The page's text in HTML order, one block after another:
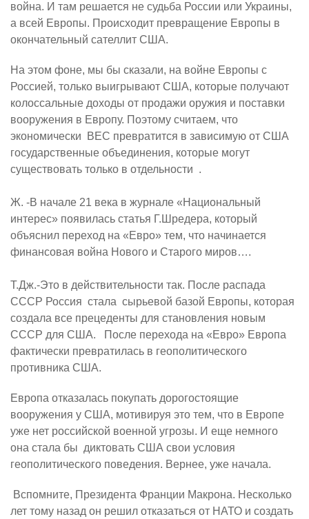
война. И там решается не судьба России или Украины,
а всей Европы. Происходит превращение Европы в
окончательный сателлит США.
На этом фоне, мы бы сказали, на войне Европы с
Россией, только выигрывают США, которые получают
колоссальные доходы от продажи оружия и поставки
вооружения в Европу. Поэтому считаем, что
экономически
ВЕС превратится в зависимую от США
государственные объединения, которые могут
существовать только в отдельности .
Ж. -В начале 21 века в журнале «Национальный
интерес» появилась статья Г.Шредера, который
объяснил переход на «Евро» тем, что начинается
финансовая война Нового и Старого миров….
Т.Дж.-Это в действительности так. После распада
СССР Россия стала сырьевой базой Европы, которая
создала все прецеденты для становления новым
СССР для США.
После перехода на «Евро» Европа
фактически превратилась в геополитического
противника США.
Европа отказалась покупать дорогостоящие
вооружения у США, мотивируя это тем, что в Европе
уже нет российской военной угрозы. И еще немного
она стала бы диктовать США свои условия
геополитического поведения. Вернее, уже начала.
Вспомните, Президента Франции Макрона. Несколько
лет тому назад он решил отказаться от НАТО и создать